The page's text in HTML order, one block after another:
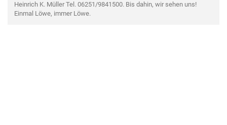
Heinrich K. Müller Tel. 06251/9841500. Bis dahin, wir sehen uns!
Einmal Löwe, immer Löwe.